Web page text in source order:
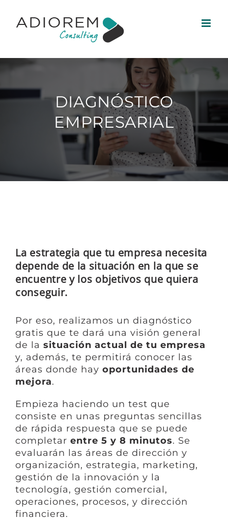
content
DIAGNÓSTICO
EMPRESARIAL
La estrategia que tu empresa necesita
depende de la situación en la que se
encuentre y los objetivos que quiera
conseguir.
Por eso, realizamos un diagnóstico
gratis que te dará una visión general
de la situación actual de tu empresa
y, además, te permitirá conocer las
áreas donde hay oportunidades de
mejora.
Empieza haciendo un test que
consiste en unas preguntas sencillas
de rápida respuesta que se puede
completar entre 5 y 8 minutos. Se
evaluarán las áreas de dirección y
organización, estrategia, marketing,
gestión de la innovación y la
tecnología, gestión comercial,
operaciones, procesos, y dirección
financiera.